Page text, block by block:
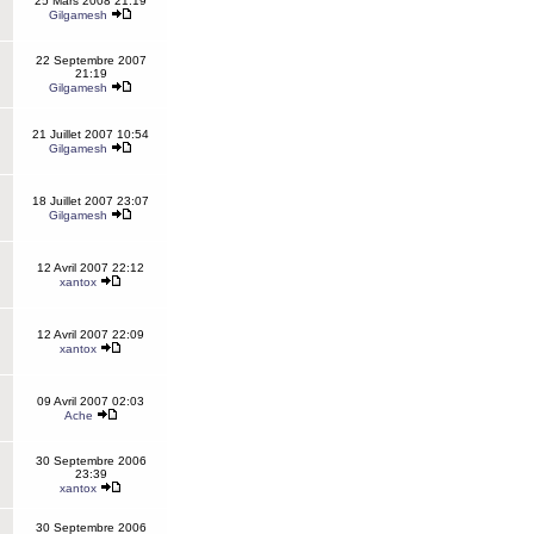
Gilgamesh
22 Septembre 2007
21:19
Gilgamesh
21 Juillet 2007 10:54
Gilgamesh
18 Juillet 2007 23:07
Gilgamesh
12 Avril 2007 22:12
xantox
12 Avril 2007 22:09
xantox
09 Avril 2007 02:03
Ache
30 Septembre 2006
23:39
xantox
30 Septembre 2006